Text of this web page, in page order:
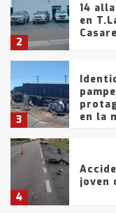
2
14
en
3
en la
4
joven